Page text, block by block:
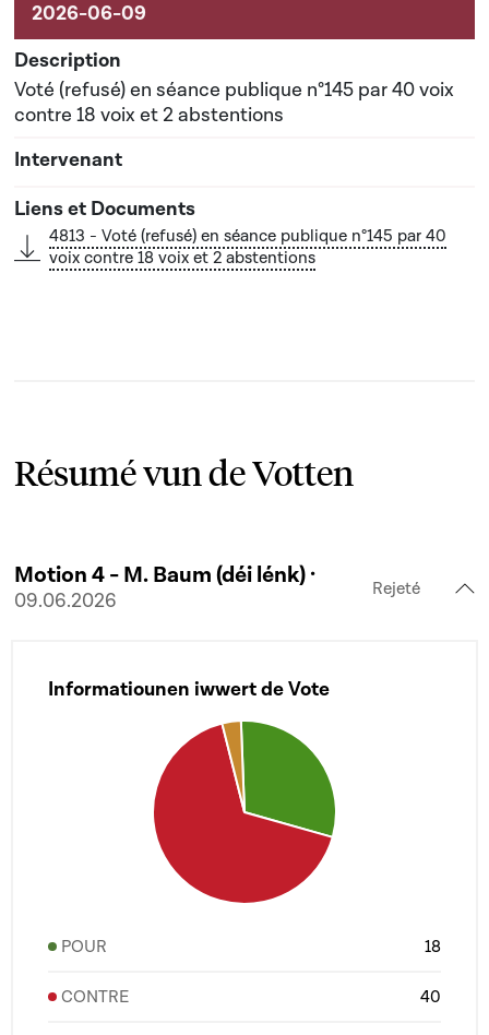
Voté (refusé) en séance publique n°145 par 40 voix
contre 18 voix et 2 abstentions
4813 - Voté (refusé) en séance publique n°145 par 40
voix contre 18 voix et 2 abstentions
Résumé vun de Votten
Motion 4 - M. Baum (déi lénk) ·
09.06.2026
Rejeté
Informatiounen iwwert de Vote
POUR 18
CONTRE 40